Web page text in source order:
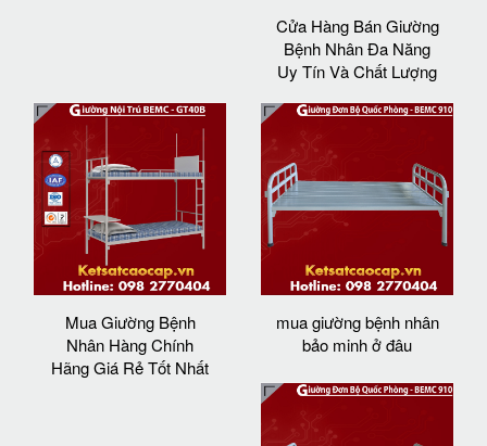
Cửa Hàng Bán Giường
Bệnh Nhân Đa Năng
Uy Tín Và Chất Lượng
Mua Giường Bệnh
Nhân Hàng Chính
Hãng Giá Rẻ Tốt Nhất
mua giường bệnh nhân
bảo minh ở đâu